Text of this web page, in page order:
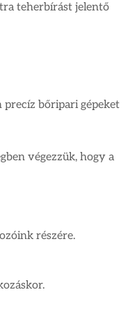
teherbírást jelentő
precíz bőripari gépeket
végezzük, hogy a
részére.